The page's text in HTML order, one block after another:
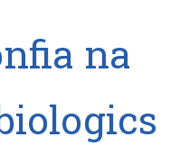
na